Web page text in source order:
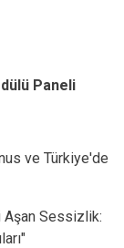
Paneli
ve Türkiye'de
Aşan Sessizlik: